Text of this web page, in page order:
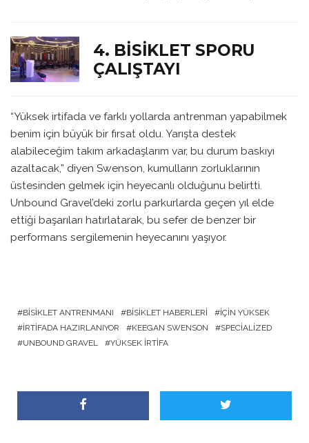
4. BISIKLET SPORU
ÇALIŞTAYI
“Yüksek irtifada ve farklı yollarda antrenman yapabilmek
benim için büyük bir fırsat oldu. Yarışta destek
alabileceğim takım arkadaşlarım var, bu durum baskıyı
azaltacak,” diyen Swenson, kumulların zorluklarının
üstesinden gelmek için heyecanlı olduğunu belirtti.
Unbound Gravel’deki zorlu parkurlarda geçen yıl elde
ettiği başarıları hatırlatarak, bu sefer de benzer bir
performans sergilemenin heyecanını yaşıyor.
BISIKLET ANTRENMANI BISIKLET HABERLERI
İÇIN YÜKSEK
İRTIFADA HAZIRLANIYOR
KEEGAN SWENSON
SPECIALIZED
UNBOUND GRAVEL
YÜKSEK İRTIFA